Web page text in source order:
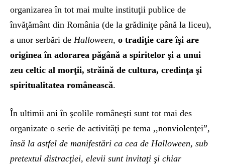
organizarea în tot mai multe instituţii publice de
învăţământ din România (de la grădiniţe până la liceu),
a unor serbări de Halloween, o tradiţie care îşi are
originea în adorarea păgână a spiritelor şi a unui
zeu celtic al morţii, străină de cultura, credinţa şi
spiritualitatea românească.
În ultimii ani în şcolile româneşti sunt tot mai des
organizate o serie de activităţi pe tema ,,nonviolenţei”,
însă la astfel de manifestări ca cea de Halloween, sub
pretextul distracţiei, elevii sunt invitaţi şi chiar